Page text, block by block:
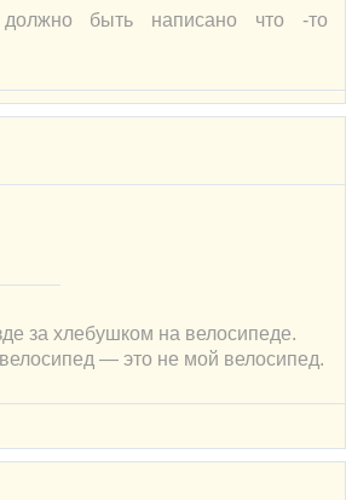
быть написано что -то
за хлебушком на велосипеде.
— это не мой велосипед.